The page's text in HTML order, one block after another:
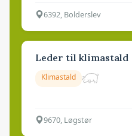
6392, Bolderslev
Leder til klimastald
Klimastald
9670, Løgstør